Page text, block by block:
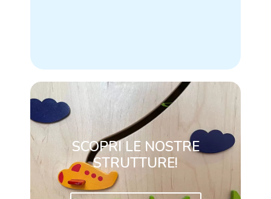
SCOPRI LE NOSTRE
STRUTTURE!